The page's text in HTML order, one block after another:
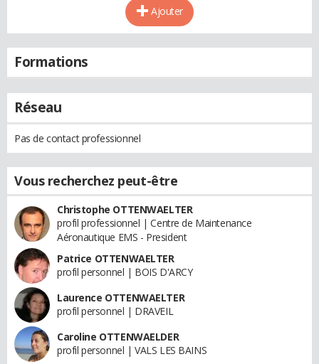
Ajouter
Formations
Réseau
Pas de contact professionnel
Vous recherchez peut-être
Christophe OTTENWAELTER
profil professionnel | Centre de Maintenance
Aéronautique EMS - President
Patrice OTTENWAELTER
profil personnel | BOIS D'ARCY
Laurence OTTENWAELTER
profil personnel | DRAVEIL
Caroline OTTENWAELDER
profil personnel | VALS LES BAINS